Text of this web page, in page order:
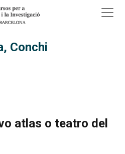
Vés al contingut
Conchi
atlas o teatro del